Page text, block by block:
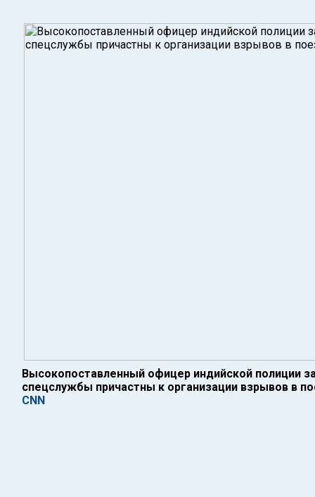
Высокопоставленный офицер индийской полиции
спецслужбы причастны к организации взрывов в
CNN